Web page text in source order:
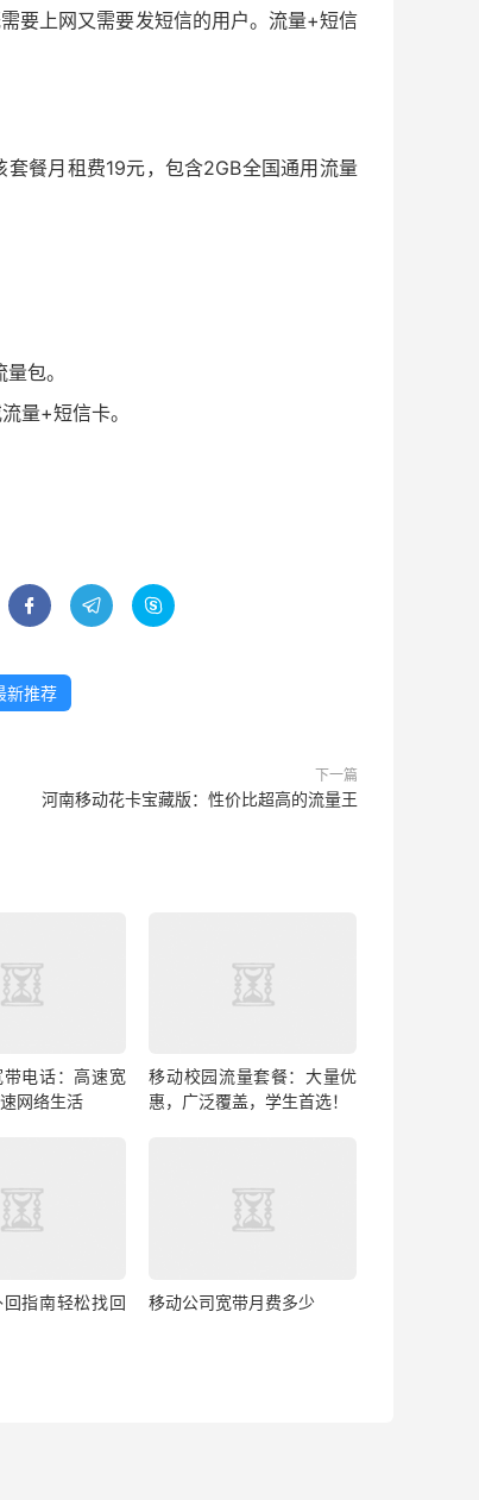
要上网又需要发短信的用户。流量+短信
餐月租费19元，包含2GB全国通用流量
包。
量+短信卡。
  
新推荐
下一篇
河南移动花卡宝藏版：性价比超高的流量王
电话：高速宽
网络生活
移动校园流量套餐：大量优
惠，广泛覆盖，学生首选！
指南轻松找回
移动公司宽带月费多少